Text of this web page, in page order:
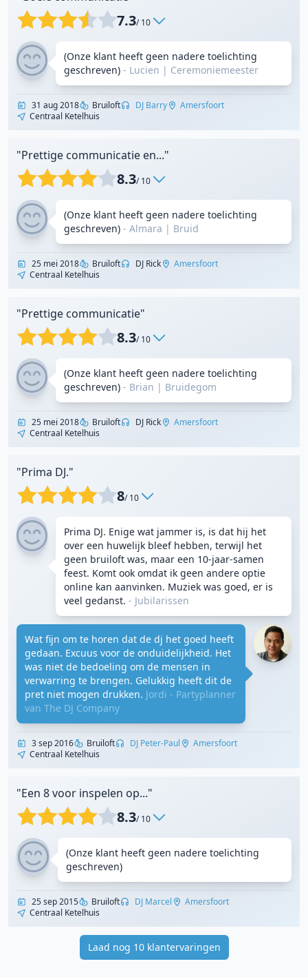
7.3/ 10
(Onze klant heeft geen nadere toelichting
geschreven) - Lucien | Ceremoniemeester
31 aug 2018 Bruiloft DJ Barry
Amersfoort
Centraal Ketelhuis
"Prettige communicatie en..."
8.3/ 10
(Onze klant heeft geen nadere toelichting
geschreven) - Almara | Bruid
25 mei 2018 Bruiloft DJ Rick
Amersfoort
Centraal Ketelhuis
"Prettige communicatie"
8.3/ 10
(Onze klant heeft geen nadere toelichting
geschreven) - Brian | Bruidegom
25 mei 2018 Bruiloft DJ Rick
Amersfoort
Centraal Ketelhuis
"Prima DJ."
8/ 10
Prima DJ. Enige wat jammer is, is dat hij het
over een huwelijk bleef hebben, terwijl het
geen bruiloft was, maar een 10-jaar-samen
feest. Komt ook omdat ik geen andere optie
online kan aanvinken. Muziek was goed, er is
veel gedanst. - Jubilarissen
Wat fijn om te horen dat de dj het goed heeft
gedaan. Excuus voor de onduidelijkheid. Het
was niet de bedoeling om de mensen in
verwarring te brengen. Gelukkig heeft dit de
pret niet mogen drukken. Jordi - Partyplanner
van The DJ Company
3 sep 2016 Bruiloft DJ Peter-Paul
Amersfoort
Centraal Ketelhuis
"Een 8 voor inspelen op..."
8.3/ 10
(Onze klant heeft geen nadere toelichting
geschreven)
25 sep 2015 Bruiloft DJ Marcel
Amersfoort
Centraal Ketelhuis
Laad nog 10 klantervaringen